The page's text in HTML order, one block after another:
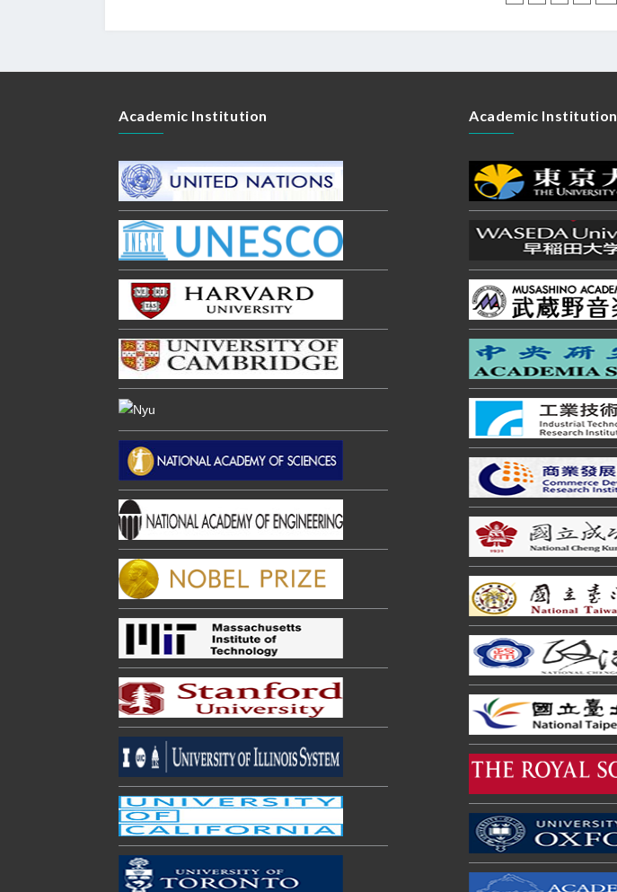
Academic Institution Academic Institution